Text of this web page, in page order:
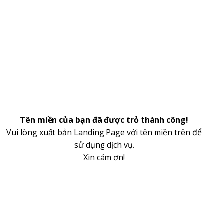
Tên miền của bạn đã được trỏ thành công!
Vui lòng xuất bản Landing Page với tên miền trên để
sử dụng dịch vụ.
Xin cám ơn!